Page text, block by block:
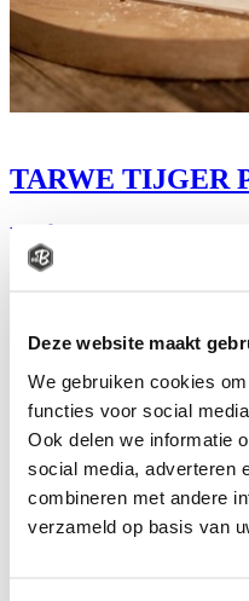
Deze website maakt
We gebruiken cookies
functies voor social
Ook delen we informatie
social media, adverteren
combineren met andere
verzameld op basis van
TARWE TIJGER
vanaf
1